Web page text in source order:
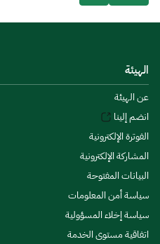
الهيئة
عن الهيئة
انضم إلينا
الفوترة الإلكترونية
المشاركة الإلكترونية
البيانات المفتوحة
سياسة أمن المعلومات
سياسة إخلاء المسؤولية
اتفاقية مستوى الخدمة